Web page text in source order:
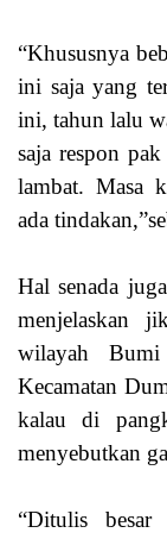
“Khususnya
ini saja yang
ini, tahun lalu
saja respon
lambat. Masa
ada
Hal senada
menjelaskan
wilayah
Kecamatan
kalau di
menyebutkan
“Ditulis